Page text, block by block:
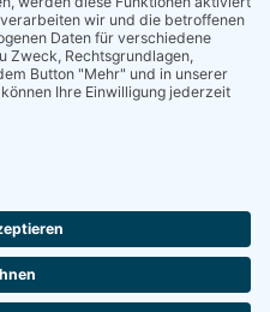
DGG – regelmäßig in Ihrem
informiert über Neues aus